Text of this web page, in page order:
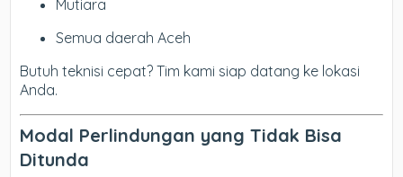
Mutiara
Semua daerah Aceh
Butuh teknisi cepat? Tim kami siap datang ke lokasi
Anda.
Modal Perlindungan yang Tidak Bisa
Ditunda